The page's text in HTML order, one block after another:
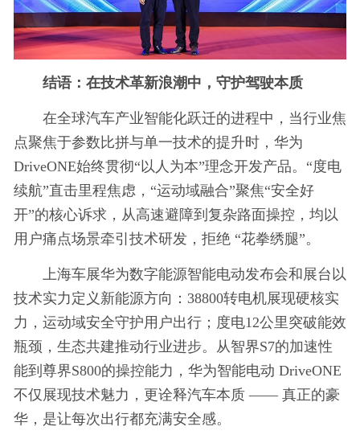
结语：在技术革新浪潮中 ， 守护驾驶本质
在全球汽车产业智能化跃迁的进程中，当行业焦
点聚焦于参数比拼与单一技术的提升时，华为
DriveONE始终贯彻“以人为本”理念开发产品。“度电
续航”直击里程焦虑，“运动域融合”聚焦“安全好
开”的核心诉求，从高速避障到复杂路面操控，均以
用户痛点场景牵引技术研发，拒绝 “花拳绣腿”。
上海车展华为数字能源智能电动发布会和展台以
技术实力定义新能源方向：38800转电机展现硬核实
力，运动域安全守护用户出行；度电12公里突破能效
瓶颈，生态共建推动行业进步。从智界S7的加速性
能到尊界S800的操控能力，华为智能电动 DriveONE
不仅展现技术魅力，更诠释汽车本质 —— 真正的豪
华，是让每次出行都充满安全感。